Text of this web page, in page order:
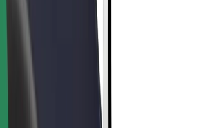
Bolt